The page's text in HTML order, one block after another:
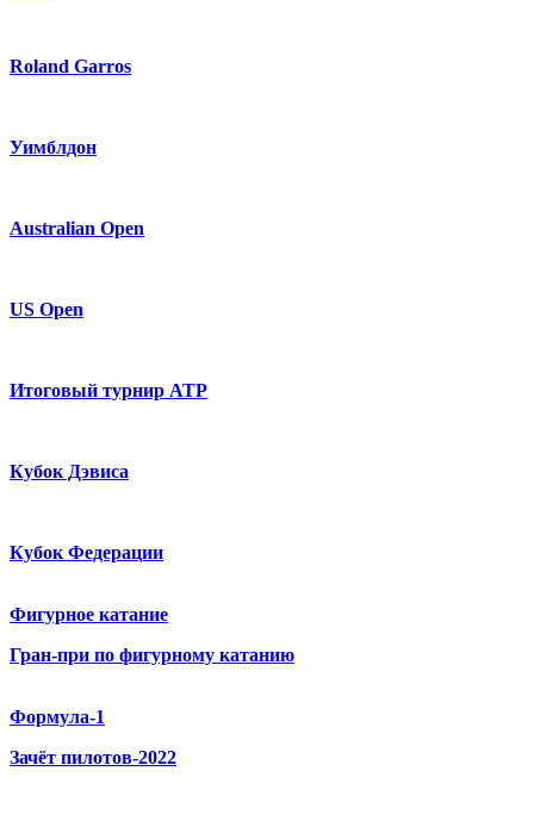
Roland Garros
Уимблдон
Australian Open
US Open
Итоговый турнир ATP
Кубок Дэвиса
Кубок Федерации
Фигурное катание
Гран-при по фигурному катанию
Формула-1
Зачёт пилотов-2022